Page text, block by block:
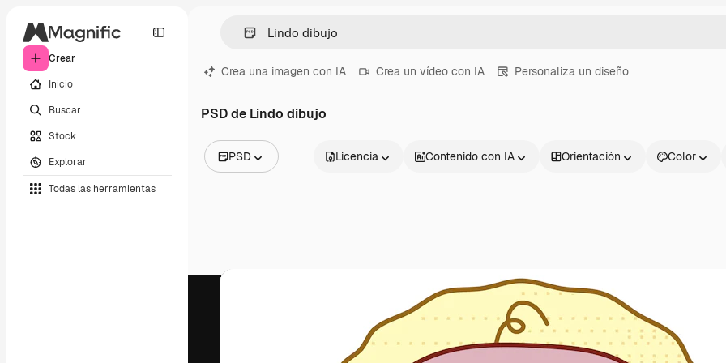
Crear
Inicio
Buscar
Stock
Explorar
Todas las herramientas
Crea una imagen con IA Crea un vídeo con IA Personaliza un diseño
PSD de Lindo dibujo
PSD
Vídeos
Licencia Contenido con IA Orientación Color
Productos Información útil